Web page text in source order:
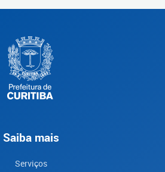
Saiba mais
Serviços